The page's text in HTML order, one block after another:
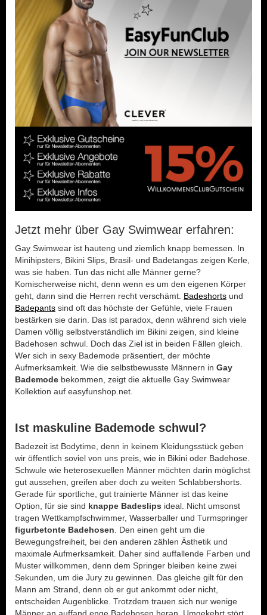
Jetzt mehr über Gay Swimwear erfahren:
Gay Swimwear ist hauteng und ziemlich knapp bemessen. In
Minihipsters, Bikini Slips, Brasil- und Badetangas zeigen Kerle,
was sie haben. Tun das nicht alle Männer gerne?
Komischerweise nicht, denn wenn es um den eigenen Körper
geht, dann sind die Herren recht verschämt. Badeshorts und
Badepants sind oft das höchste der Gefühle, viele Frauen
bestärken sie darin. Das ist paradox, denn während sich viele
Damen völlig selbstverständlich im Bikini zeigen, sind kleine
Badehosen schwul. Doch das Ziel ist in beiden Fällen gleich.
Wer sich in sexy Bademode präsentiert, der möchte
Aufmerksamkeit. Wie die selbstbewusste Männern in Gay
Bademode bekommen, zeigt die aktuelle Gay Swimwear
Kollektion auf easyfunshop.net.
Ist maskuline Bademode schwul?
Badezeit ist Bodytime, denn in keinem Kleidungsstück geben
wir öffentlich soviel von uns preis, wie in Bikini oder Badehose.
Schwule wie heterosexuellen Männer möchten darin möglichst
gut aussehen, greifen aber doch zu weiten Schlabbershorts.
Gerade für sportliche, gut trainierte Männer ist das keine
Option, für sie sind knappe Badeslips ideal. Nicht umsonst
tragen Wettkampfschwimmer, Wasserballer und Turmspringer
figurbetonte Badehosen . Den einen geht um die
Bewegungsfreiheit, bei den anderen zählen Ästhetik und
maximale Aufmerksamkeit. Daher sind auffallende Farben und
Muster willkommen, denn dem Springer bleiben keine zwei
Sekunden, um die Jury zu gewinnen. Das gleiche gilt für den
Mann am Strand, denn ob er gut ankommt oder nicht,
entscheiden Augenblicke. Trotzdem trauen sich nur wenige
Männer an auffand enge Badehosen heran. Umgekehrt stört